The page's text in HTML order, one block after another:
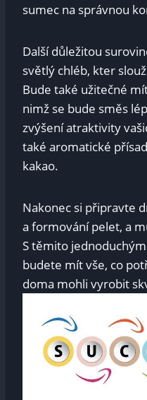
sumec na správnou
Další důležitou
světlý chléb, kter
Bude také užitečné
nimž se bude směs
zvýšení atraktivity
také aromatické
kakao.
Nakonec si připravte
a formování pelet, a
S těmito
budete mít vše, co
doma mohli vyrobit